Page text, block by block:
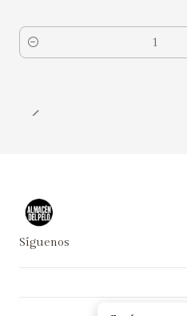
Cantidad
Síguenos